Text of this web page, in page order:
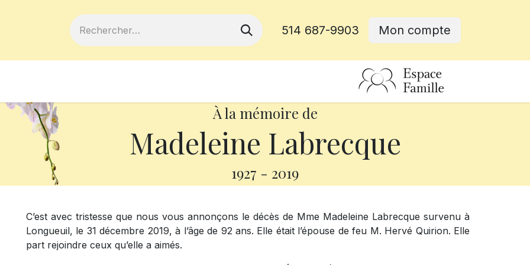
514 687-9903 Mon compte
À la mémoire de
Madeleine Labrecque
1927 - 2019
C’est avec tristesse que nous vous annonçons le décès de Mme Madeleine Labrecque survenu à
Longueuil, le 31 décembre 2019, à l’âge de 92 ans. Elle était l’épouse de feu M. Hervé Quirion. Elle
part rejoindre ceux qu’elle a aimés.